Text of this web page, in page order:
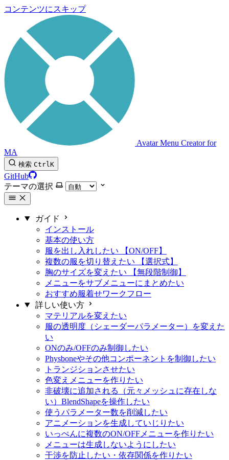
コンテンツにスキップ
Avatar Menu Creator for
MA
検索 CtrlK
GitHub
テーマの選択
ガイド
インストール
基本の使い方
服を出し入れしたい 【ON/OFF】
複数の服を切り替えたい 【選択式】
胸のサイズを変えたい 【無段階制御】
メニューをサブメニューにまとめたい
おすすめ服着せワークフロー
詳しい使い方
マテリアルを変えたい
服の透明度（シェーダーパラメーター）を変えた
い
ONのみ/OFFのみ制御したい
Physboneやその他コンポーネントを制御したい
トランジションさせたい
色変えメニューを作りたい
非破壊に追加される（元々メッシュに存在しな
い）BlendShapeを操作したい
使うパラメーター数を削減したい
アニメーションを生成していじりたい
いっぺんに複数のON/OFFメニューを作りたい
メニューは生成しないようにしたい
干渉を防止したい・依存関係を作りたい